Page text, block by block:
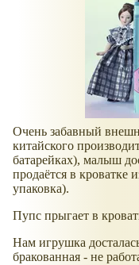
Очень забавный
китайского
батарейках), малыш
продаётся в кроватке
упаковка).
Пупс прыгает в
Нам игрушка
бракованная - не